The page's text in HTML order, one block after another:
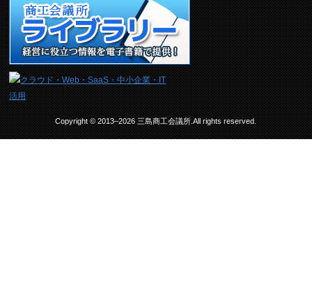
Copyright © 2013–2026 三島商工会議所.All rights reserved.